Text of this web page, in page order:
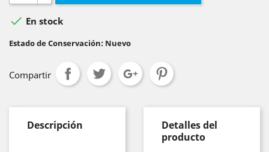
 En stock
Estado de Conservación: Nuevo
Compartir
Descripción
Detalles del
producto